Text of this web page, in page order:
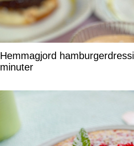
Hemmagjord
minuter